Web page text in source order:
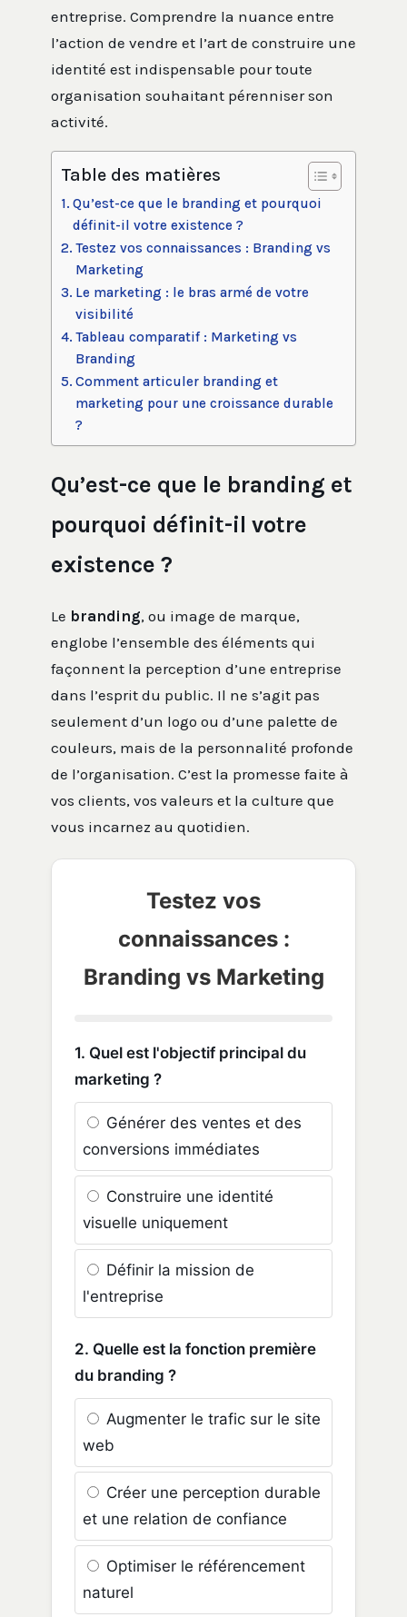
entreprise. Comprendre la nuance entre
l’action de vendre et l’art de construire une
identité est indispensable pour toute
organisation souhaitant pérenniser son
activité.
Table des matières
Qu’est-ce que le branding et pourquoi
définit-il votre existence ?
Testez vos connaissances : Branding vs
Marketing
Le marketing : le bras armé de votre
visibilité
Tableau comparatif : Marketing vs
Branding
Comment articuler branding et
marketing pour une croissance durable
?
Qu’est-ce que le branding et
pourquoi définit-il votre
existence ?
Le branding, ou image de marque,
englobe l’ensemble des éléments qui
façonnent la perception d’une entreprise
dans l’esprit du public. Il ne s’agit pas
seulement d’un logo ou d’une palette de
couleurs, mais de la personnalité profonde
de l’organisation. C’est la promesse faite à
vos clients, vos valeurs et la culture que
vous incarnez au quotidien.
Testez vos
connaissances :
Branding vs Marketing
1. Quel est l'objectif principal du
marketing ?
Générer des ventes et des
conversions immédiates
Construire une identité
visuelle uniquement
Définir la mission de
l'entreprise
2. Quelle est la fonction première
du branding ?
Augmenter le trafic sur le site
web
Créer une perception durable
et une relation de confiance
Optimiser le référencement
naturel